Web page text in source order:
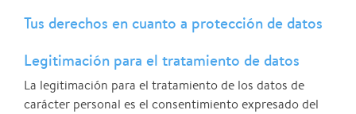
Tus derechos en cuanto a protección de datos
Legitimación para el tratamiento de datos
La legitimación para el tratamiento de los datos de
carácter personal es el consentimiento expresado del